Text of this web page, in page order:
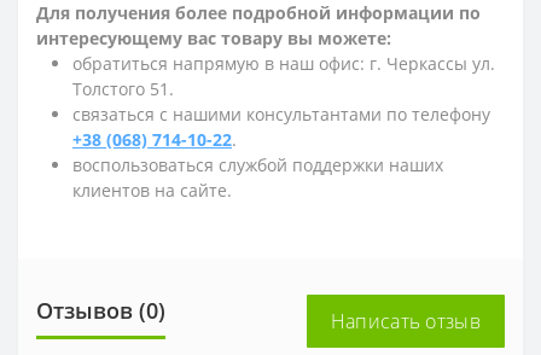
Для получения более подробной информации по
интересующему вас товару вы можете:
обратиться напрямую в наш офис: г. Черкассы ул.
Толстого 51.
связаться с нашими консультантами по телефону
+38 (068) 714-10-22.
воспользоваться службой поддержки наших
клиентов на сайте.
Отзывов (0) Написать отзыв